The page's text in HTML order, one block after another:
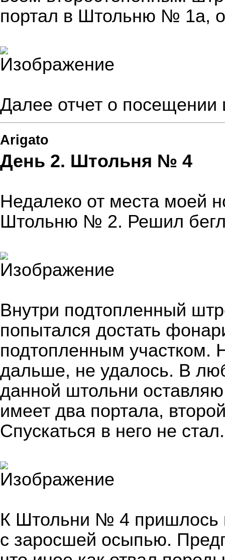
портал в Штольню № 1а,
Далее отчет о
Arigato
День 2. Штольня № 4
Недалеко от места моей
Штольню № 2. Решил
Внутри подтопленный
попытался достать
подтопленным участком.
дальше, не удалось. В
данной штольни
имеет два портала,
Спускаться в него не стал.
К Штольни № 4 пришлось
с заросшей осыпью.